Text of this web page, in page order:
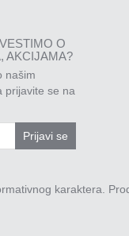
O
AKCIJAMA?
našim
prijavite se na
Prijavi se
karaktera.